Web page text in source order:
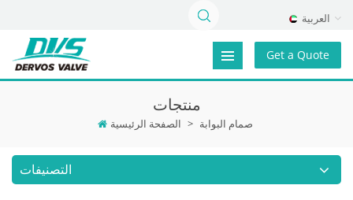
العربية
Get a Quote
منتجات
الصفحة الرئيسية > صمام البوابة
التصنيفات